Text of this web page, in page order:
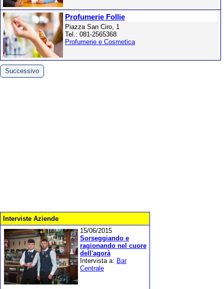
Profumerie Follie
Piazza San Ciro, 1
Tel.: 081-2565368
Profumerie e Cosmetica
Successivo
Interviste Aziende
15/06/2015
Sorseggiando e
ragionando nel cuore
dell'agorà
Intervista a: Bar
Centrale